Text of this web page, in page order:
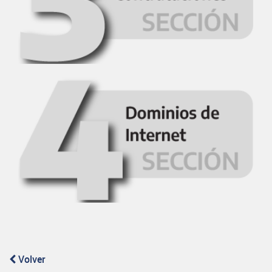
Volver